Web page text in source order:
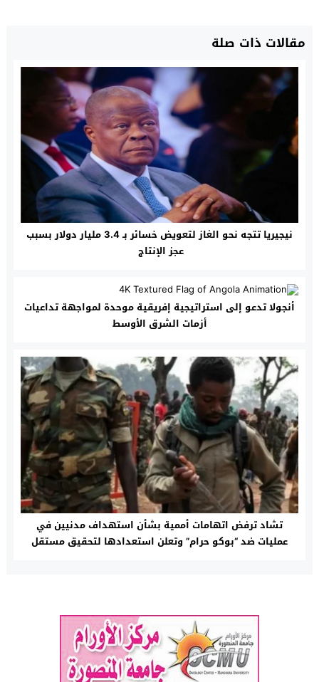
مقالات ذات صلة
نيجيريا تتجه نحو الغاز لتعويض خسائر بـ 3.4 مليار دولار بسبب
عجز الإنتاج
أنجولا تدعو إلى استراتيجية إفريقية موحدة لمواجهة تداعيات
أزمات الشرق الأوسط
تشاد ترفض اتهامات أممية بشأن استهداف مدنيين في
عمليات ضد “بوكو حرام” وتعلن استعدادها لتحقيق مستقل